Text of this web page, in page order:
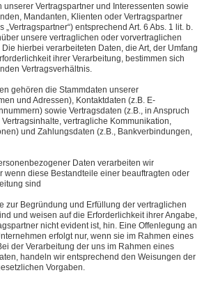
unserer Vertragspartner und Interessenten sowie
Mandanten, Klienten oder Vertragspartner
entsprechend Art. 6 Abs. 1 lit. b.
unsere vertraglichen oder vorvertraglichen
hierbei verarbeiteten Daten, die Art, der Umfang
ihrer Verarbeitung, bestimmen sich
Vertragsverhältnis.
gehören die Stammdaten unserer
und Adressen), Kontaktdaten (z.B. E-
sowie Vertragsdaten (z.B., in Anspruch
vertragliche Kommunikation,
und Zahlungsdaten (z.B., Bankverbindungen,
Daten verarbeiten wir
wenn diese Bestandteile einer beauftragten oder
sind
zur Begründung und Erfüllung der vertraglichen
und weisen auf die Erforderlichkeit ihrer Angabe,
nicht evident ist, hin. Eine Offenlegung an
erfolgt nur, wenn sie im Rahmen eines
der Verarbeitung der uns im Rahmen eines
handeln wir entsprechend den Weisungen der
Vorgaben.